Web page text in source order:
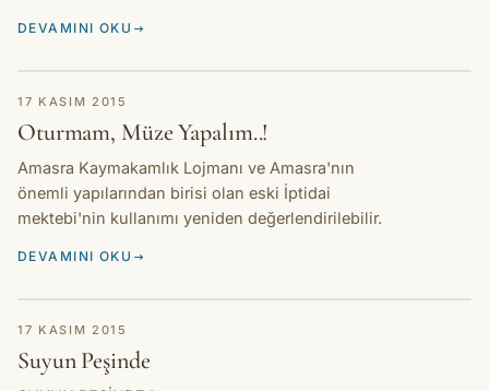
DEVAMINI OKU
HIKAYE
17 KASIM 2015
Oturmam, Müze Yapalım..!
Amasra Kaymakamlık Lojmanı ve Amasra'nın
önemli yapılarından birisi olan eski İptidai
mektebi'nin kullanımı yeniden değerlendirilebilir.
DEVAMINI OKU
HIKAYE
17 KASIM 2015
Suyun Peşinde